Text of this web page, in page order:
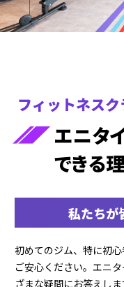
フィットネス
エニタ
できる
私たちが
初めてのジム、特に初心
ご安心ください。エニ
ざまな疑問にお答えし